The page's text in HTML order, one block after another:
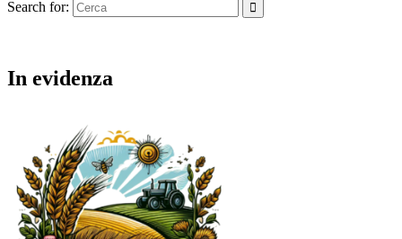
Search for:
In evidenza